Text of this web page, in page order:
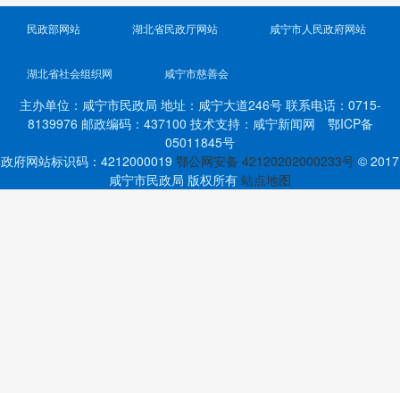
民政部网站 湖北省民政厅网站 咸宁市人民政府网站
湖北省社会组织网 咸宁市慈善会
主办单位：咸宁市民政局 地址：咸宁大道246号 联系电话：0715-
8139976 邮政编码：437100 技术支持：咸宁新闻网 鄂ICP备
05011845号
政府网站标识码：4212000019 鄂公网安备 42120202000233号 © 2017
咸宁市民政局 版权所有 站点地图